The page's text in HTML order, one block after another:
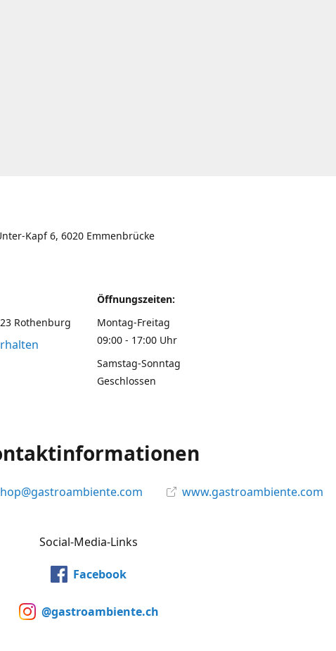
Kapf 6, 6020 Emmenbrücke
Rothenburg
Öffnungszeiten:
Montag-Freitag
09:00 - 17:00 Uhr
Samstag-Sonntag
Geschlossen
www.gastroambiente.com
Social-Media-Links
Facebook
@gastroambiente.ch